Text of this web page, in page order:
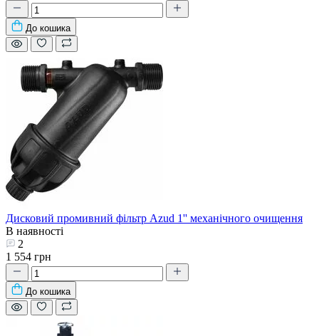
До кошика
Дисковий промивний фільтр Azud 1'' механічного очищення
В наявності
2
1 554 грн
До кошика